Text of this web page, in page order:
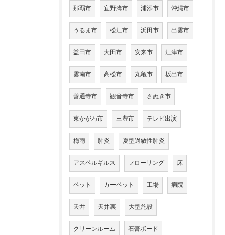
那覇市 宜野湾市 浦添市 沖縄市
うるま市 松江市 浜田市 出雲市
益田市 大田市 安来市 江津市
雲南市 高松市 丸亀市 坂出市
善通寺市 観音寺市 さぬき市
東かがわ市 三豊市 テレビ出演
梅雨 肺炎 夏型過敏性肺炎
アスペルギルス フローリング 床
ペット カーペット 工場 病院
天井 天井裏 大型施設
クリーンルーム 石膏ボード